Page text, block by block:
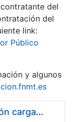
del
del
link:
Público
y algunos
Pliego condiciones optimización cargas compras firmado